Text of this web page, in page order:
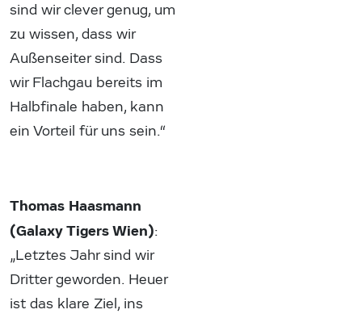
sind wir clever genug, um
zu wissen, dass wir
Außenseiter sind. Dass
wir Flachgau bereits im
Halbfinale haben, kann
ein Vorteil für uns sein.“
Thomas Haasmann
(Galaxy Tigers Wien):
„Letztes Jahr sind wir
Dritter geworden. Heuer
ist das klare Ziel, ins